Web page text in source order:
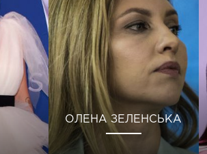
ОЛЕНА ЗЕЛЕНСЬКА